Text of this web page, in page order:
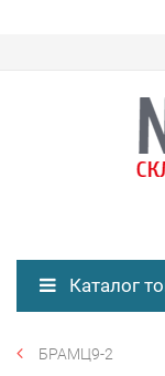
Каталог
БРАМЦ9-2